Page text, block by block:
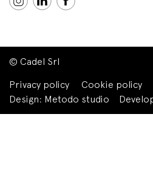
© Cadel Srl
Privacy policy
Cookie policy
Design: Metodo studio